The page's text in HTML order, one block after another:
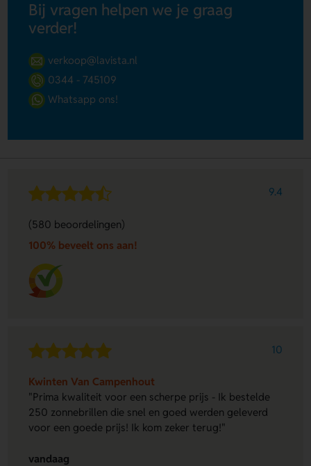
Bij vragen helpen we je graag
verder!
verkoop@lavista.nl
0344 - 745109
Whatsapp ons!
9.4
(580 beoordelingen)
100% beveelt ons aan!
10
Kwinten Van Campenhout
"Prima kwaliteit voor een scherpe prijs - Ik bestelde
250 zonnebrillen die snel en goed werden geleverd
voor een goede prijs! Ik kom zeker terug!"
vandaag